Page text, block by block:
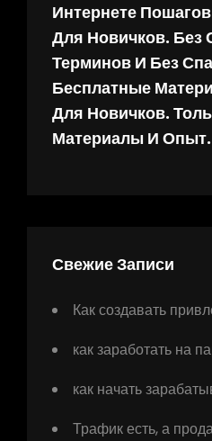
Интернете
Для Новичков. Без
Терминов И Без
Бесплатные
Для Новичков.
Материалы И Опыт.
Свежие Записи
Как создавать
как заработать на
как начать
Трафик есть, а